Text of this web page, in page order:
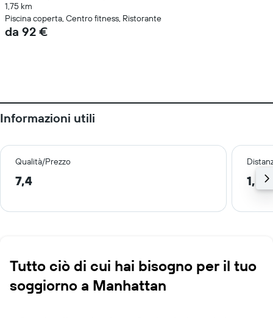
1,75 km
Piscina coperta, Centro fitness, Ristorante
da 92 €
Informazioni utili
Qualità/Prezzo
7,4 1,5
Tutto ciò di cui hai bisogno per il tuo
soggiorno a Manhattan